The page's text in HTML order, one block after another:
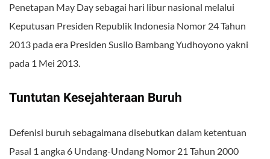
Penetapan May Day sebagai hari libur nasional melalui
Keputusan Presiden Republik Indonesia Nomor 24 Tahun
2013 pada era Presiden Susilo Bambang Yudhoyono yakni
pada 1 Mei 2013.
Tuntutan Kesejahteraan Buruh
Defenisi buruh sebagaimana disebutkan dalam ketentuan
Pasal 1 angka 6 Undang-Undang Nomor 21 Tahun 2000